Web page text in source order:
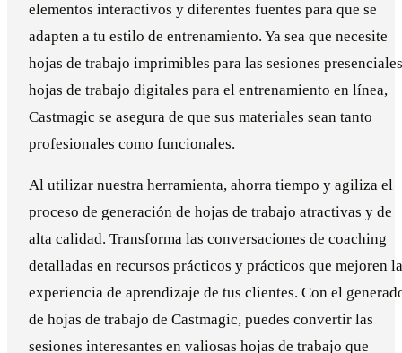
elementos interactivos y diferentes fuentes para que se
adapten a tu estilo de entrenamiento. Ya sea que necesite
hojas de trabajo imprimibles para las sesiones
hojas de trabajo digitales para el entrenamiento en línea,
Castmagic se asegura de que sus materiales sean tanto
profesionales como funcionales.
Al utilizar nuestra herramienta, ahorra tiempo y agiliza el
proceso de generación de hojas de trabajo atractivas y de
alta calidad. Transforma las conversaciones de coaching
detalladas en recursos prácticos y prácticos que mejoren la
experiencia de aprendizaje de tus clientes. Con el
de hojas de trabajo de Castmagic, puedes convertir las
sesiones interesantes en valiosas hojas de trabajo que